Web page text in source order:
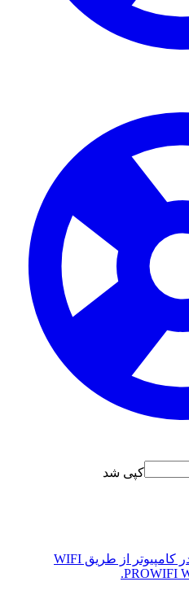
کپی شد
مدیریت گوشیهای آندروید در کامپیوتر از طریق WIFI
PRO